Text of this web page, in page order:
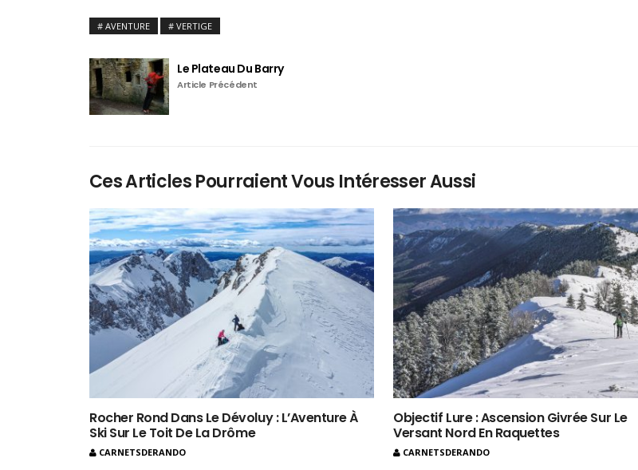
AVENTURE VERTIGE
Le Plateau Du Barry
Article Précédent
Ces Articles Pourraient Vous Intéresser Aussi
Rocher Rond Dans Le Dévoluy : L’Aventure À
Ski Sur Le Toit De La Drôme
CARNETSDERANDO
Objectif Lure : Ascension Givrée Sur Le
Versant Nord En Raquettes
CARNETSDERANDO